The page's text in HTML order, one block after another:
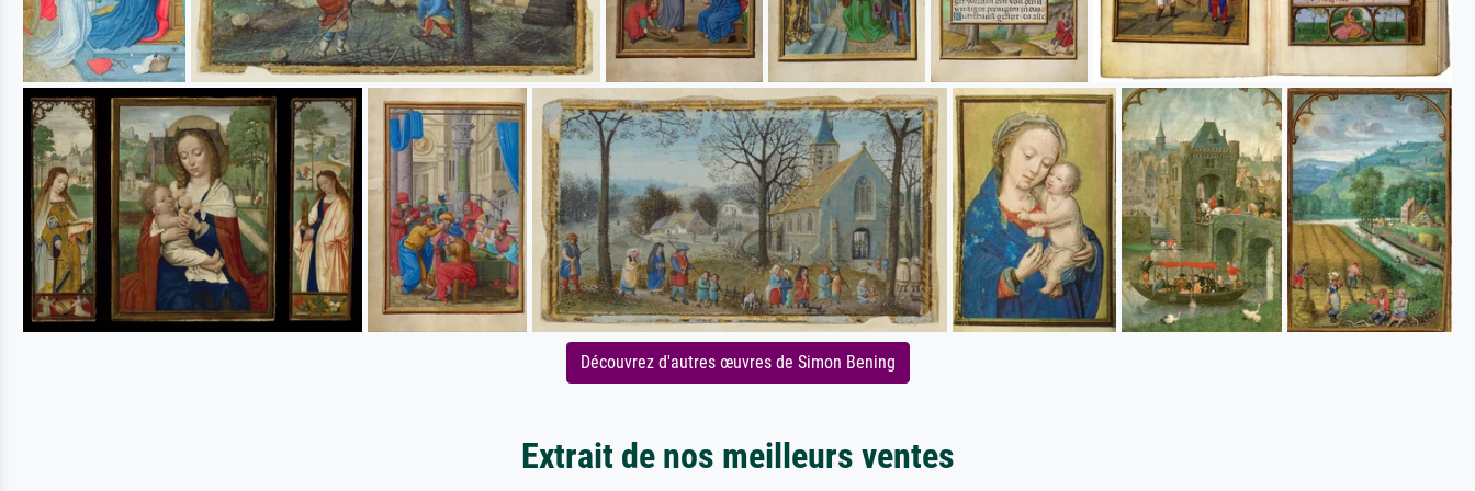
Découvrez d'autres œuvres de Simon Bening
Extrait de nos meilleurs ventes